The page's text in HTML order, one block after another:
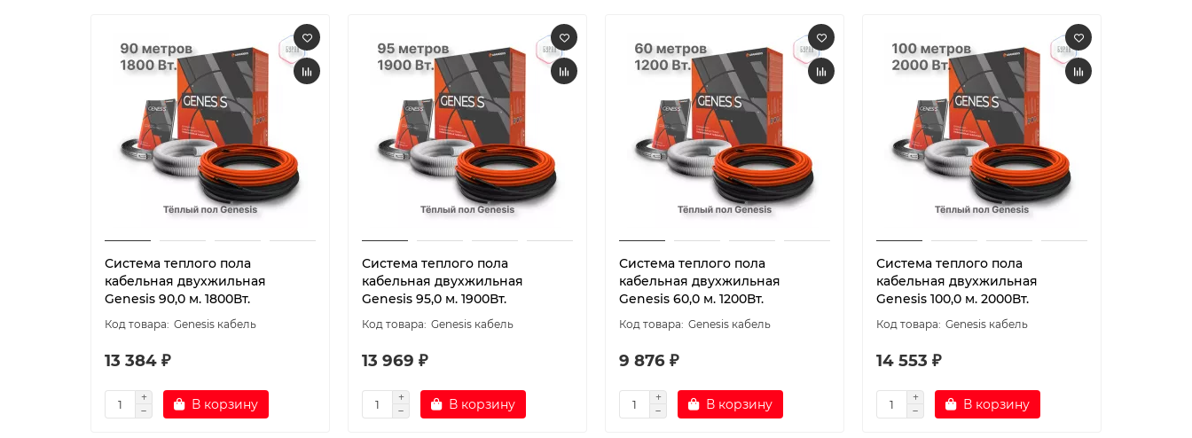
Система теплого пола
кабельная двухжильная
Genesis 90,0 м. 1800Вт.
Genesis кабель
13 384 ₽
В корзину
Система теплого пола
кабельная двухжильная
Genesis 95,0 м. 1900Вт.
Genesis кабель
13 969 ₽
В корзину
Система теплого пола
кабельная двухжильная
Genesis 60,0 м. 1200Вт.
Genesis кабель
9 876 ₽
В корзину
Система теплого пола
кабельная двухжильная
Genesis 100,0 м. 2000Вт.
Genesis кабель
14 553 ₽
В корзину